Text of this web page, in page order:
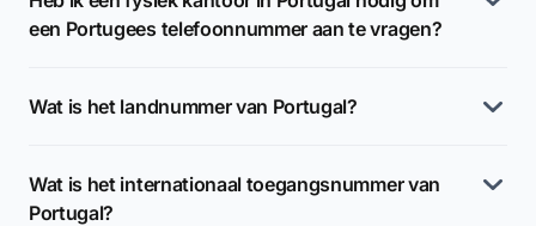
een Portugees telefoonnummer aan te vragen?
Wat is het landnummer van Portugal?
Wat is het internationaal toegangsnummer van
Portugal?